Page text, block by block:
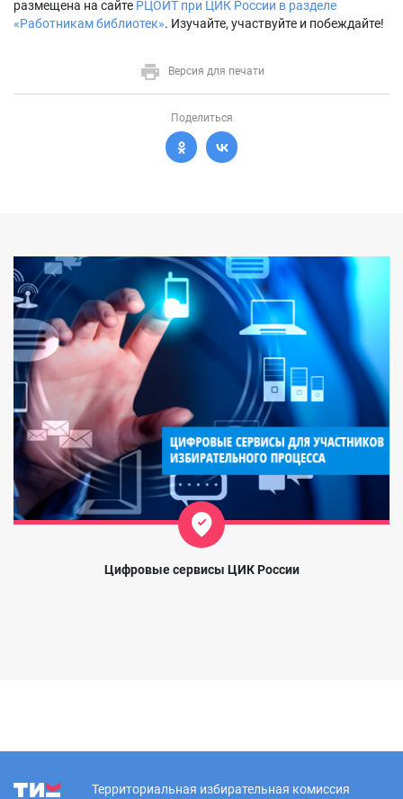
размещена на сайте РЦОИТ при ЦИК России в разделе
«Работникам библиотек». Изучайте, участвуйте и побеждайте!
Версия для печати
Поделиться
Цифровые сервисы ЦИК России
Территориальная избирательная комиссия